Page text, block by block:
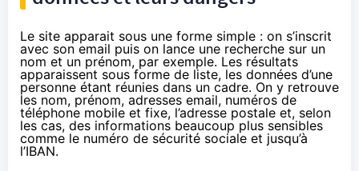
Le site apparait sous une forme simple : on s’inscrit
avec son email puis on lance une recherche sur un
nom et un prénom, par exemple. Les résultats
apparaissent sous forme de liste, les données d’une
personne étant réunies dans un cadre. On y retrouve
les nom, prénom, adresses email, numéros de
téléphone mobile et fixe, l’adresse postale et, selon
les cas, des informations beaucoup plus sensibles
comme le numéro de sécurité sociale et jusqu’à
l’IBAN.